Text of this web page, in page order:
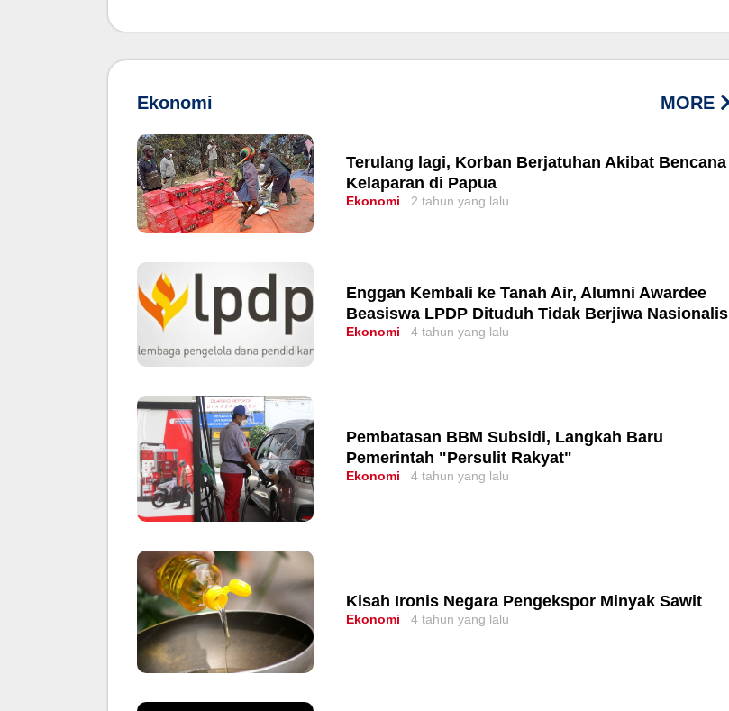
Ekonomi MORE
Terulang lagi, Korban Berjatuhan Akibat Bencana
Kelaparan di Papua
Ekonomi 2 tahun yang lalu
Enggan Kembali ke Tanah Air, Alumni Awardee
Beasiswa LPDP Dituduh Tidak Berjiwa Nasionalis
Ekonomi 4 tahun yang lalu
Pembatasan BBM Subsidi, Langkah Baru
Pemerintah "Persulit Rakyat"
Ekonomi 4 tahun yang lalu
Kisah Ironis Negara Pengekspor Minyak Sawit
Ekonomi 4 tahun yang lalu